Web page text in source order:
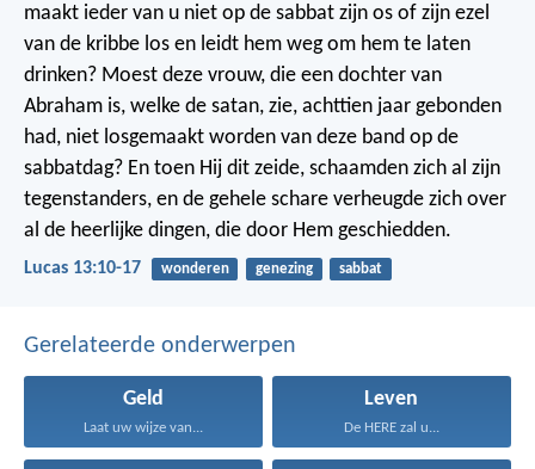
maakt ieder van u niet op de sabbat zijn os of zijn ezel
van de kribbe los en leidt hem weg om hem te laten
drinken? Moest deze vrouw, die een dochter van
Abraham is, welke de satan, zie, achttien jaar gebonden
had, niet losgemaakt worden van deze band op de
sabbatdag? En toen Hij dit zeide, schaamden zich al zijn
tegenstanders, en de gehele schare verheugde zich over
al de heerlijke dingen, die door Hem geschiedden.
Lucas 13:10-17 wonderen genezing sabbat
Gerelateerde onderwerpen
Geld
Laat uw wijze van...
Leven
De HERE zal u...